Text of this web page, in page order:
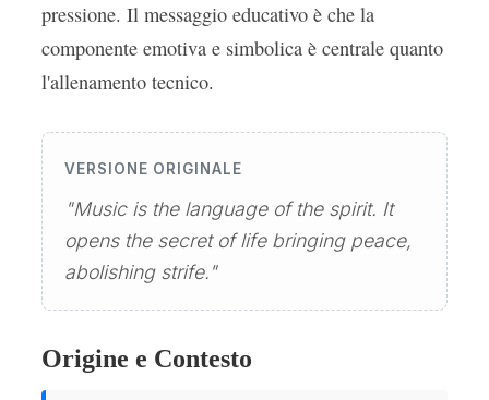
pressione. Il messaggio educativo è che la
componente emotiva e simbolica è centrale quanto
l'allenamento tecnico.
VERSIONE ORIGINALE
"Music is the language of the spirit. It
opens the secret of life bringing peace,
abolishing strife."
Origine e Contesto